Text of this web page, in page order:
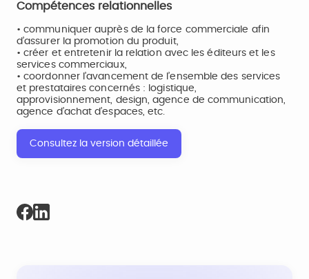
Compétences relationnelles
• communiquer auprès de la force commerciale afin
d’assurer la promotion du produit,
• créer et entretenir la relation avec les éditeurs et les
services commerciaux,
• coordonner l’avancement de l’ensemble des services
et prestataires concernés : logistique,
approvisionnement, design, agence de communication,
agence d’achat d’espaces, etc.
Consultez la version détaillée